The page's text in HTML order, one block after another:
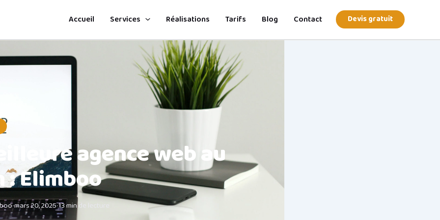
Accueil Services Réalisations Tarifs Blog Contact Devis gratuit
agence web au
: Elimboo
•mars 20, 2025•13 min de lecture